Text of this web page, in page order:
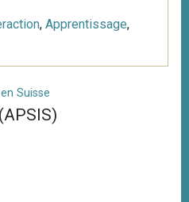
, Apprentissage,
Suisse